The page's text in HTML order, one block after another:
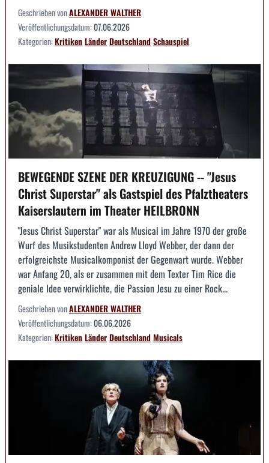
Geschrieben vonALEXANDER WALTHER
Veröffentlichungsdatum:07.06.2026
Kategorien:KritikenLänderDeutschlandSchauspiel
BEWEGENDE SZENE DER KREUZIGUNG -- "Jesus
Christ Superstar" als Gastspiel des Pfalztheaters
Kaiserslautern im Theater HEILBRONN
"Jesus Christ Superstar" war als Musical im Jahre 1970 der große
Wurf des Musikstudenten Andrew Lloyd Webber, der dann der
erfolgreichste Musicalkomponist der Gegenwart wurde. Webber
war Anfang 20, als er zusammen mit dem Texter Tim Rice die
geniale Idee verwirklichte, die Passion Jesu zu einer Rock...
Geschrieben vonALEXANDER WALTHER
Veröffentlichungsdatum:06.06.2026
Kategorien:KritikenLänderDeutschlandMusicals